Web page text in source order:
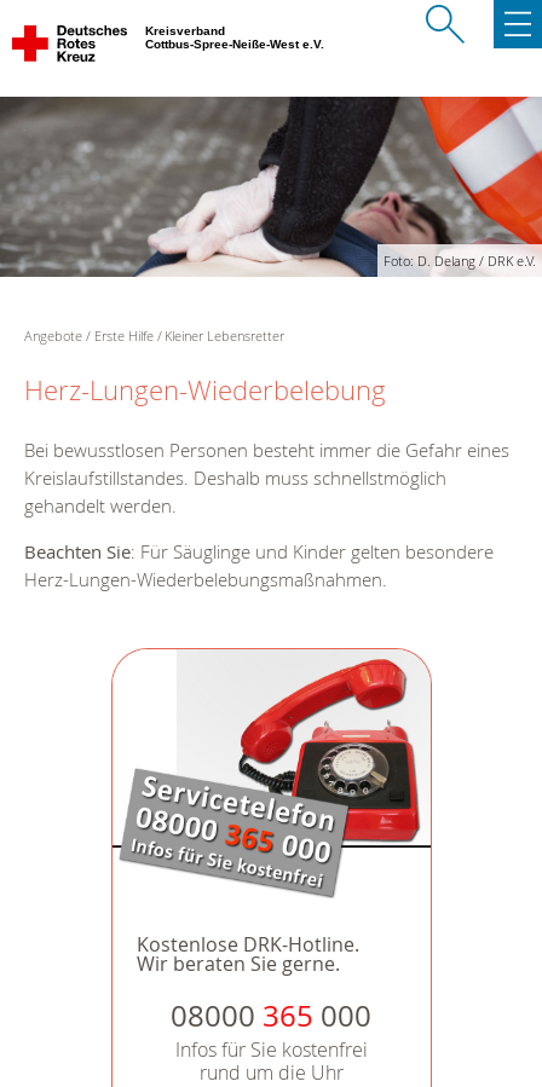
Kreisverband
Cottbus-Spree-Neiße-West e.V.
Foto: D. Delang / DRK e.V.
Angebote Erste Hilfe Kleiner Lebensretter
Herz-Lungen-Wiederbelebung
Bei bewusstlosen Personen besteht immer die Gefahr eines
Kreislaufstillstandes. Deshalb muss schnellstmöglich
gehandelt werden.
Beachten Sie: Für Säuglinge und Kinder gelten besondere
Herz-Lungen-Wiederbelebungsmaßnahmen.
Kostenlose DRK-Hotline.
Wir beraten Sie gerne.
08000 365 000
Infos für Sie kostenfrei
rund um die Uhr